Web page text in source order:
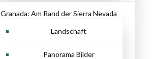
Granada: Am Rand der Sierra Nevada
Landschaft
Panorama Bilder